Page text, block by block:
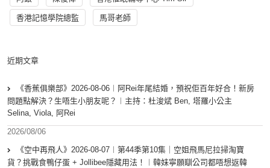
香港記憶學院總監 馬哥老師
近期文章
《香蕉俱樂部》2026-08-06︱阿Rei年尾結婚，預祝佢百年好合！新房
問題點解決？生唔生小朋友呢？︱主持：杜浚斌 Ben, 塔羅小公主
Selina, Viola, 阿Rei
2026/08/06
《空中再飛人》2026-08-07︱第44季第10集｜空姐飛馬尼拉掃淘寶
貨？挑戰食鴨仔蛋 + Jollibee隱藏用法！︱韓妹寧願瞓公司都唔想返韓